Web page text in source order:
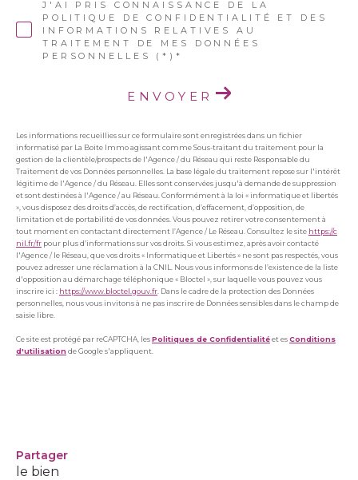
J'AI PRIS CONNAISSANCE DE LA
POLITIQUE DE CONFIDENTIALITÉ ET DES
INFORMATIONS RELATIVES AU
TRAITEMENT DE MES DONNÉES
PERSONNELLES (*)*
ENVOYER
Les informations recueillies sur ce formulaire sont enregistrées dans un fichier
informatisé par La Boite Immo agissant comme Sous-traitant du traitement pour la
gestion de la clientèle/prospects de l'Agence / du Réseau qui reste Responsable du
Traitement de vos Données personnelles. La base légale du traitement repose sur l'intérêt
légitime de l'Agence / du Réseau. Elles sont conservées jusqu'à demande de suppression
et sont destinées à l'Agence / au Réseau. Conformément à la loi « informatique et libertés
», vous disposez des droits d’accès, de rectification, d’effacement, d’opposition, de
limitation et de portabilité de vos données. Vous pouvez retirer votre consentement à
tout moment en contactant directement l’Agence / Le Réseau. Consultez le site https://c
nil.fr/fr pour plus d’informations sur vos droits. Si vous estimez, après avoir contacté
l'Agence / le Réseau, que vos droits « Informatique et Libertés » ne sont pas respectés, vous
pouvez adresser une réclamation à la CNIL. Nous vous informons de l’existence de la liste
d'opposition au démarchage téléphonique « Bloctel », sur laquelle vous pouvez vous
inscrire ici : https://www.bloctel.gouv.fr . Dans le cadre de la protection des Données
personnelles, nous vous invitons à ne pas inscrire de Données sensibles dans le champ de
saisie libre.
Ce site est protégé par reCAPTCHA, lesPolitiques de Confidentialitéet esConditions
d'utilisation de Google s'appliquent.
partager
le bien